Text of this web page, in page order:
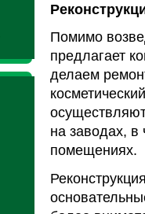
Помимо
предлагает
делаем
на заводах,
помещениях.